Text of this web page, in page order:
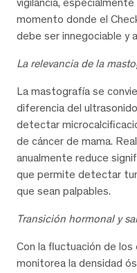
vigilancia,
momento donde el
debe ser innegociable y
La relevancia de la
La mastografía se
diferencia del
detectar
de cáncer de mama.
anualmente reduce
que permite detectar
que sean palpables.
Transición hormonal y
Con la fluctuación de
monitorea la densidad